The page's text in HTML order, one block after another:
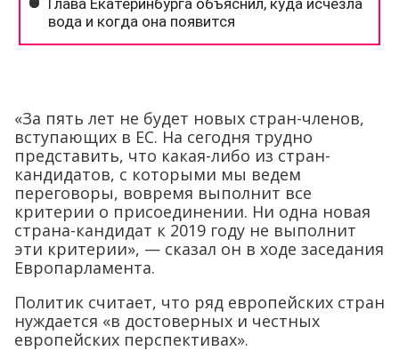
«За пять лет не будет новых стран-членов,
вступающих в ЕС. На сегодня трудно
представить, что какая-либо из стран-
кандидатов, с которыми мы ведем
переговоры, вовремя выполнит все
критерии о присоединении. Ни одна новая
страна-кандидат к 2019 году не выполнит
эти критерии», — сказал он в ходе заседания
Европарламента.
Политик считает, что ряд европейских стран
нуждается «в достоверных и честных
европейских перспективах».